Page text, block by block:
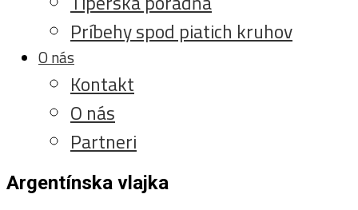
Príbehy spod piatich kruhov
O nás
Kontakt
O nás
Partneri
Argentínska vlajka